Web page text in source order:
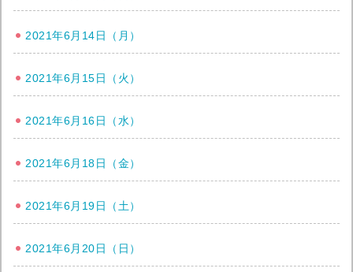
2021年6月14日（月）
2021年6月15日（火）
2021年6月16日（水）
2021年6月18日（金）
2021年6月19日（土）
2021年6月20日（日）